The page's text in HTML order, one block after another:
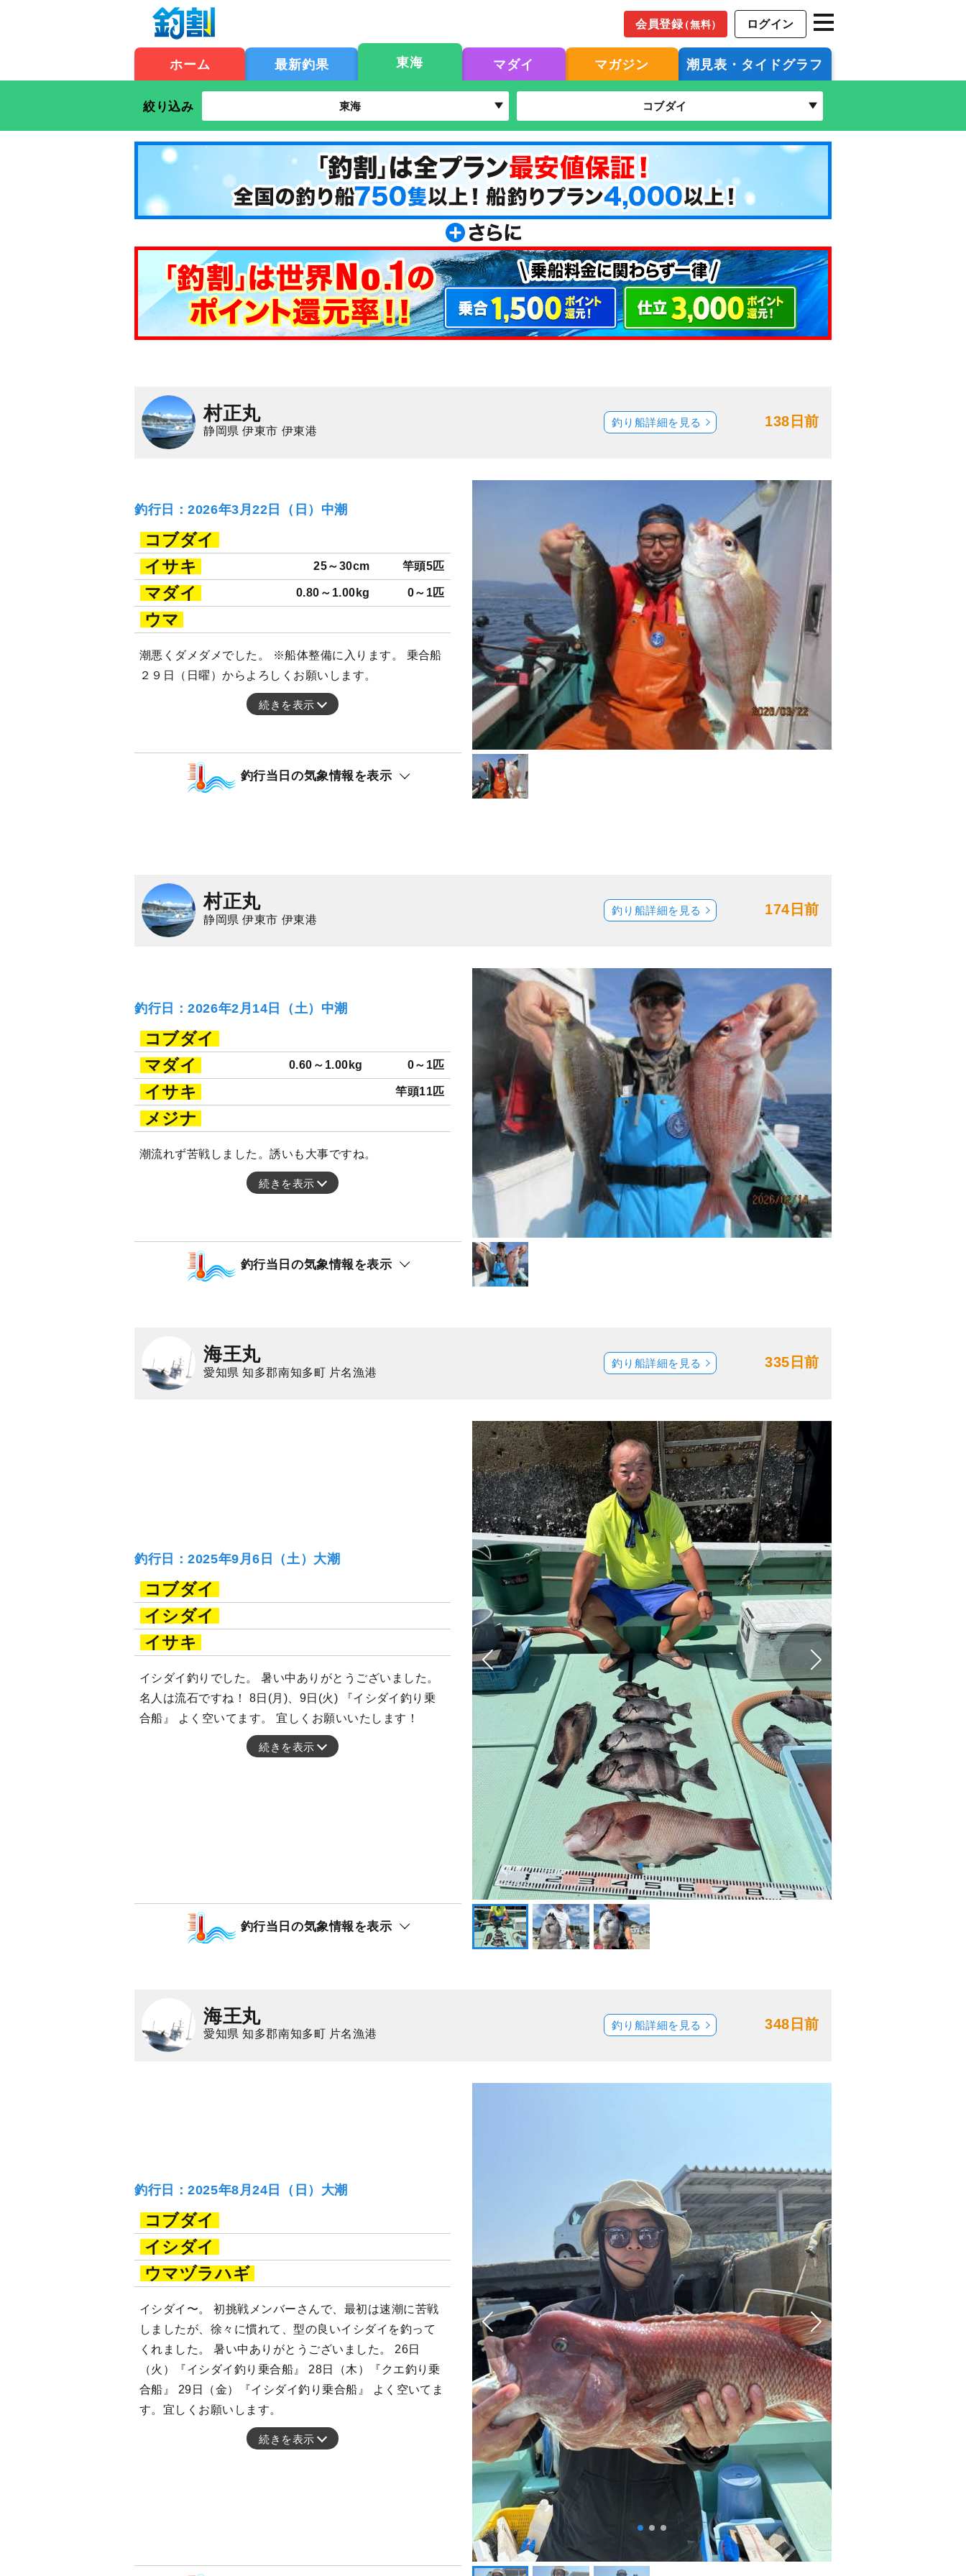
会員登録（無料） ログイン
ホーム 最新釣果 東海 マダイ マガジン 潮見表・タイドグラフ
絞り込み 東海 コブダイ
村正丸
静岡県 伊東市 伊東港
138日前
釣り船詳細を見る
釣行日：2026年3月22日（日）中潮
コブダイ
イサキ
25～30cm 竿頭5匹
マダイ 0.80～1.00kg 0～1匹
ウマ
潮悪くダメダメでした。 ※船体整備に入ります。 乗合船
２９日（日曜）からよろしくお願いします。
続きを表示
釣行当日の気象情報を表示
村正丸
静岡県 伊東市 伊東港
174日前
釣り船詳細を見る
釣行日：2026年2月14日（土）中潮
コブダイ
マダイ
0.60～1.00kg 0～1匹
イサキ 竿頭11匹
メジナ
潮流れず苦戦しました。誘いも大事ですね。
続きを表示
釣行当日の気象情報を表示
海王丸
愛知県 知多郡南知多町 片名漁港
335日前
釣り船詳細を見る
釣行日：2025年9月6日（土）大潮
コブダイ
イシダイ
イサキ
イシダイ釣りでした。 暑い中ありがとうございました。
名人は流石ですね！ 8日(月)、9日(火) 『イシダイ釣り乗
合船』 よく空いてます。 宜しくお願いいたします！
続きを表示
釣行当日の気象情報を表示
海王丸
愛知県 知多郡南知多町 片名漁港
348日前
釣り船詳細を見る
釣行日：2025年8月24日（日）大潮
コブダイ
イシダイ
ウマヅラハギ
イシダイ〜。 初挑戦メンバーさんで、最初は速潮に苦戦
しましたが、徐々に慣れて、型の良いイシダイを釣って
くれました。 暑い中ありがとうございました。 26日
（火）『イシダイ釣り乗合船』 28日（木）『クエ釣り乗
合船』 29日（金）『イシダイ釣り乗合船』 よく空いてま
す。宜しくお願いします。
続きを表示